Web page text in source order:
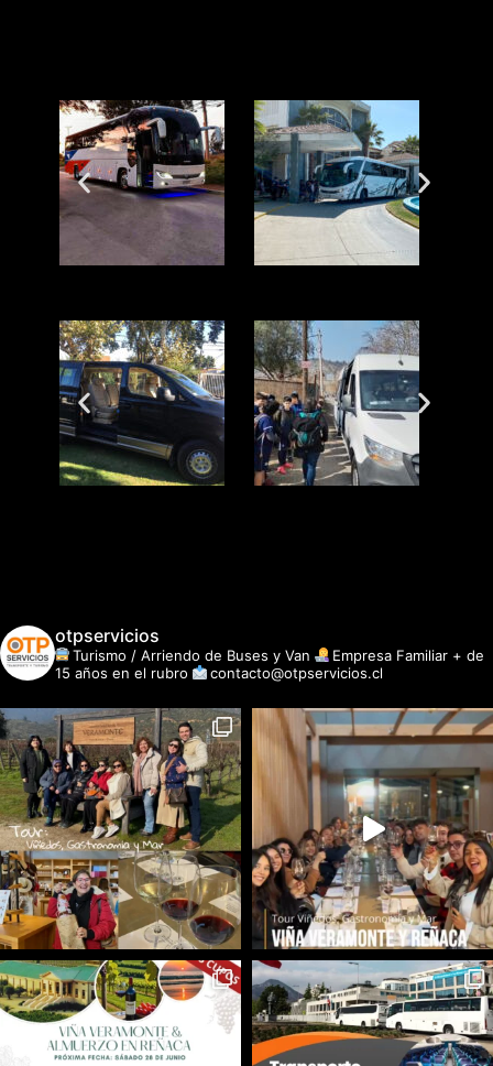
otpservicios
Turismo / Arriendo de Buses y Van
Empresa Familiar + de
15 años en el rubro
contacto@otpservicios.cl